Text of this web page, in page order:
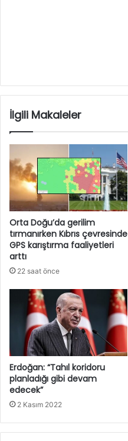
İlgili Makaleler
Orta Doğu’da gerilim
tırmanırken Kıbrıs çevresinde
GPS karıştırma faaliyetleri
arttı
22 saat önce
Erdoğan: “Tahıl koridoru
planladığı gibi devam
edecek”
2 Kasım 2022